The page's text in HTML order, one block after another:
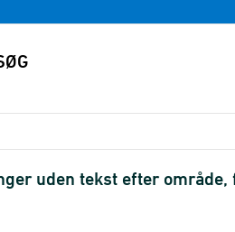
uden tekst efter